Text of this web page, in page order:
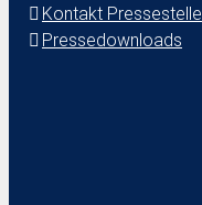
Kontakt Pressestelle
Pressedownloads